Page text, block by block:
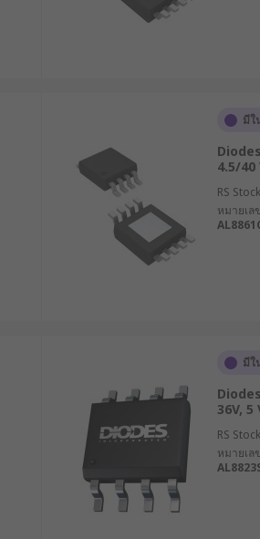
มีใ
4.5/40
RS
หมายเล
มีใ
36V, 5
RS
หมายเล